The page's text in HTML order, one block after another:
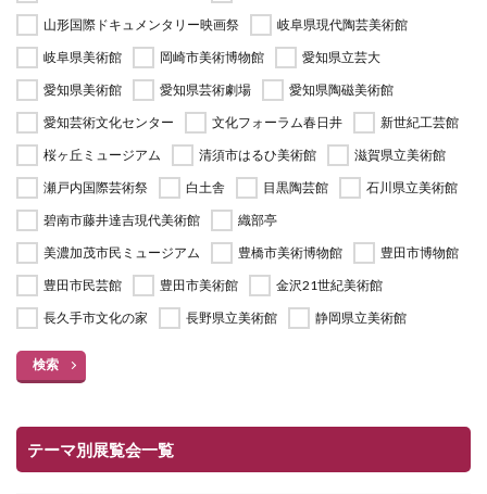
山形国際ドキュメンタリー映画祭
岐阜県現代陶芸美術館
岐阜県美術館
岡崎市美術博物館
愛知県立芸大
愛知県美術館
愛知県芸術劇場
愛知県陶磁美術館
愛知芸術文化センター
文化フォーラム春日井
新世紀工芸館
桜ヶ丘ミュージアム
清須市はるひ美術館
滋賀県立美術館
瀬戸内国際芸術祭
白土舎 目黒陶芸館
石川県立美術館
碧南市藤井達吉現代美術館
織部亭
美濃加茂市民ミュージアム
豊橋市美術博物館
豊田市博物館
豊田市民芸館
豊田市美術館
金沢21世紀美術館
長久手市文化の家
長野県立美術館 静岡県立美術館
検索
テーマ別展覧会一覧